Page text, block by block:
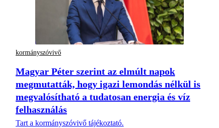
kormányszóvivő
Magyar Péter szerint az elmúlt napok
megmutatták, hogy igazi lemondás nélkül is
megvalósítható a tudatosan energia és víz
felhasználás
Tart a kormányszóvivő tájékoztató.